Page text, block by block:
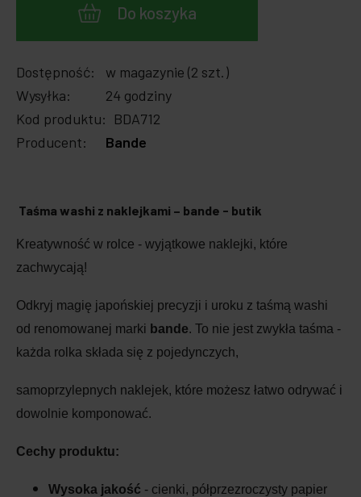
Do koszyka
Dostępność:
w magazynie (2 szt.)
Wysyłka:
24 godziny
Kod produktu: BDA712
Producent:
Bande
Taśma washi z naklejkami – bande - butik
Kreatywność w rolce - wyjątkowe naklejki, które
zachwycają!
Odkryj magię japońskiej precyzji i uroku z taśmą washi
od renomowanej marki bande. To nie jest zwykła taśma -
każda rolka składa się z pojedynczych,
samoprzylepnych naklejek, które możesz łatwo odrywać i
dowolnie komponować.
Cechy produktu:
Wysoka jakość - cienki, półprzezroczysty papier